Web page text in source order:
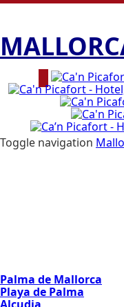
Toggle navigation
Palma de Mallorca
Playa de Palma